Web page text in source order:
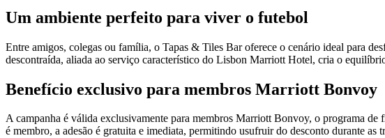
Um ambiente perfeito para viver o futebol
Entre amigos, colegas ou família, o Tapas & Tiles Bar oferece o cenário ideal para
descontraída, aliada ao serviço característico do Lisbon Marriott Hotel, cria o
Benefício exclusivo para membros Marriott Bonvoy
A campanha é válida exclusivamente para membros Marriott Bonvoy, o programa
é membro, a adesão é gratuita e imediata, permitindo usufruir do desconto durante as